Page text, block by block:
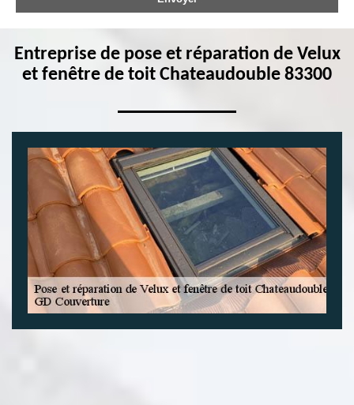
Entreprise de pose et réparation de Velux
et fenêtre de toit Chateaudouble 83300